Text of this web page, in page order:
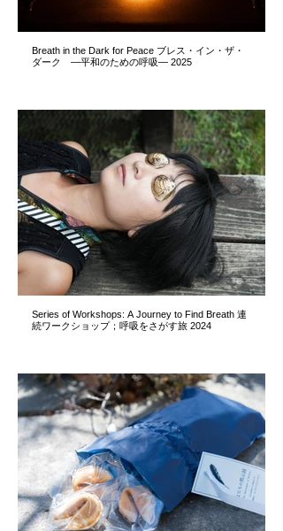
Breath in the Dark for Peace ブレス・イン・ザ・
ダーク ―平和のための呼吸― 2025
Series of Workshops: A Journey to Find Breath 連
続ワークショップ；呼吸をさがす旅 2024